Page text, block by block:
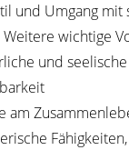
und Umgang mit
wichtige
und
am
Fähigkeiten,